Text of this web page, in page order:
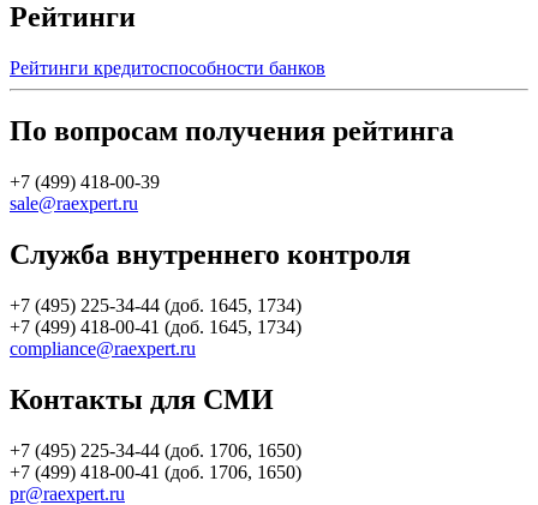
Рейтинги
Рейтинги кредитоспособности банков
По вопросам получения рейтинга
+7 (499) 418-00-39
sale@raexpert.ru
Служба внутреннего контроля
+7 (495) 225-34-44 (доб. 1645, 1734)
+7 (499) 418-00-41 (доб. 1645, 1734)
compliance@raexpert.ru
Контакты для СМИ
+7 (495) 225-34-44 (доб. 1706, 1650)
+7 (499) 418-00-41 (доб. 1706, 1650)
pr@raexpert.ru